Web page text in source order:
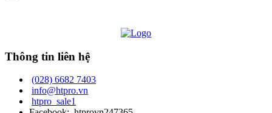
Thông tin liên hệ
(028) 6682 7403
info@htpro.vn
htpro_sale1